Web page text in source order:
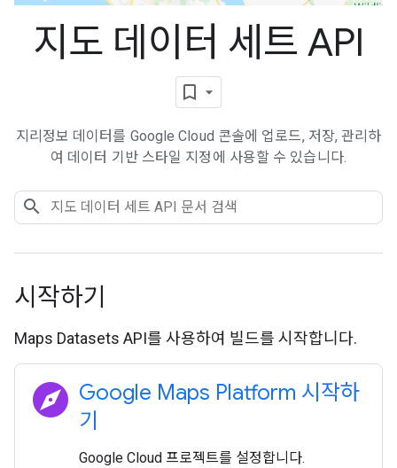
지도 데이터 세트 API
지리정보 데이터를 Google Cloud 콘솔에 업로드, 저장, 관리하
여 데이터 기반 스타일 지정에 사용할 수 있습니다.
시작하기
Maps Datasets API를 사용하여 빌드를 시작합니다.
explore Google Maps Platform 시작하
기
Google Cloud 프로젝트를 설정합니다.